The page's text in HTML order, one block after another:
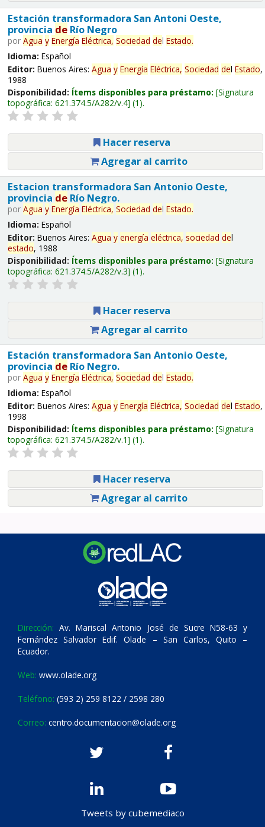
Estación transformadora San Antoni Oeste,
provincia deRío Negro
por Agua y Energía Eléctrica, Sociedad del Estado.
Idioma: Español
Editor: Buenos Aires: Agua y Energía Eléctrica, Sociedad del Estado,
1988
Disponibilidad: Ítems disponibles para préstamo: Signatura
topográfica: 621.374.5/A282/v.4 (1).
Hacer reserva
Agregar al carrito
Estacion transformadora San Antonio Oeste,
provincia deRío Negro.
por Agua y Energía Eléctrica, Sociedad del Estado.
Idioma: Español
Editor: Buenos Aires: Agua y energía eléctrica, sociedad del
estado, 1988
Disponibilidad: Ítems disponibles para préstamo: Signatura
topográfica: 621.374.5/A282/v.3 (1).
Hacer reserva
Agregar al carrito
Estación transformadora San Antonio Oeste,
provincia deRío Negro.
por Agua y Energía Eléctrica, Sociedad del Estado.
Idioma: Español
Editor: Buenos Aires: Agua y Energía Eléctrica, Sociedad del Estado,
1998
Disponibilidad: Ítems disponibles para préstamo: Signatura
topográfica: 621.374.5/A282/v.1 (1).
Hacer reserva
Agregar al carrito
Dirección: Av. Mariscal Antonio José de Sucre N58-63 y
Fernández Salvador Edif. Olade – San Carlos, Quito –
Ecuador.
Web: www.olade.org
Teléfono: (593 2) 259 8122 / 2598 280
Correo: centro.documentacion@olade.org
Tweets by cubemediaco